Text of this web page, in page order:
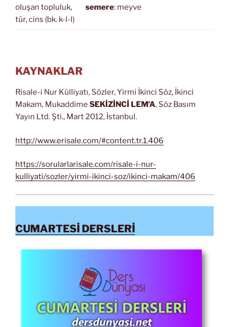
oluşan topluluk,
tür, cins (bk. k-l-l)
semere: meyve
KAYNAKLAR
Risale-i Nur Külliyatı, Sözler, Yirmi İkinci Söz, İkinci
Makam, Mukaddime SEKİZİNCİ LEM’A, Söz Basım
Yayın Ltd. Şti., Mart 2012, İstanbul.
http://www.erisale.com/#content.tr.1.406
https://sorularlarisale.com/risale-i-nur-
kulliyati/sozler/yirmi-ikinci-soz/ikinci-makam/406
CUMARTESİ DERSLERİ